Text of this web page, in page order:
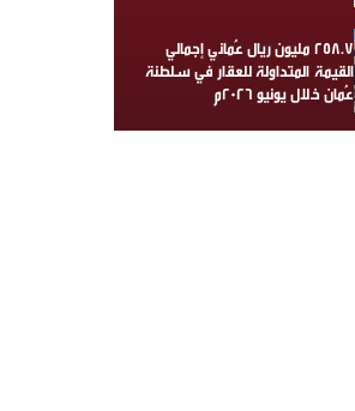
258.7 مليون ريال عُماني إجمالي
القيمة المتداولة للعقار في سلطنة
عُمان خلال يونيو 2026م